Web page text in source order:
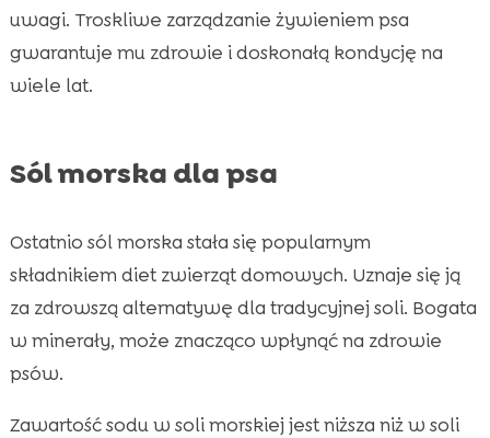
uwagi. Troskliwe zarządzanie żywieniem psa
gwarantuje mu zdrowie i doskonałą kondycję na
wiele lat.
Sól morska dla psa
Ostatnio sól morska stała się popularnym
składnikiem diet zwierząt domowych. Uznaje się ją
za zdrowszą alternatywę dla tradycyjnej soli. Bogata
w minerały, może znacząco wpłynąć na zdrowie
psów.
Zawartość sodu w soli morskiej jest niższa niż w soli